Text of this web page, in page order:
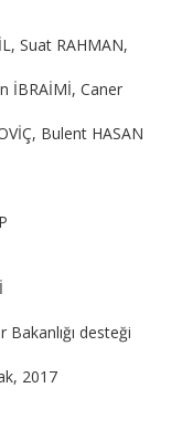
Suat RAHMAN,
İBRAİMİ, Caner
Bulent HASAN
desteği
2017